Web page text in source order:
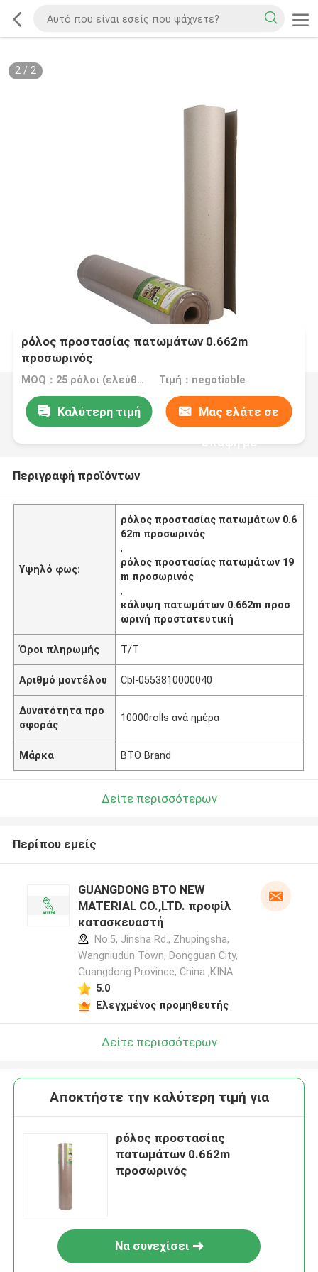
2/ 2
ρόλος προστασίας πατωμάτων 0.662m
προσωρινός
MOQ：25 ρόλοι (ελεύθερο δείγμα μεγέθους A4) Τιμή：negotiable
Καλύτερη τιμή Μας ελάτε σε
επαφή με
Περιγραφή προϊόντων
Υψηλό φως:
ρόλος προστασίας πατωμάτων 0.6
62m προσωρινός
,
ρόλος προστασίας πατωμάτων 19
m προσωρινός
,
κάλυψη πατωμάτων 0.662m προσ
ωρινή προστατευτική
Όροι πληρωμής T/T
Αριθμό μοντέλου Cbl-0553810000040
Δυνατότητα προ
σφοράς
10000rolls ανά ημέρα
Μάρκα BTO Brand
Δείτε περισσότερων
Περίπου εμείς
GUANGDONG BTO NEW
MATERIAL CO.,LTD. προφίλ
κατασκευαστή
No.5, Jinsha Rd., Zhupingsha,
Wangniudun Town, Dongguan City,
Guangdong Province, China ,ΚΙΝΑ
5.0
Ελεγχμένος προμηθευτής
Δείτε περισσότερων
Αποκτήστε την καλύτερη τιμή για
ρόλος προστασίας
πατωμάτων 0.662m
προσωρινός
Να συνεχίσει